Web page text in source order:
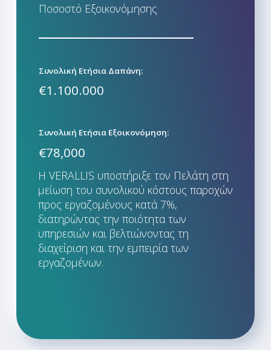
Ποσοστό Εξοικονόμησης
Συνολική Ετήσια Δαπάνη:
€1.100.000
Συνολική Ετήσια Εξοικονόμηση:
€78,000
Η VERALLIS υποστήριξε τον Πελάτη στη
μείωση του συνολικού κόστους παροχών
προς εργαζομένους κατά 7%,
διατηρώντας την ποιότητα των
υπηρεσιών και βελτιώνοντας τη
διαχείριση και την εμπειρία των
εργαζομένων.